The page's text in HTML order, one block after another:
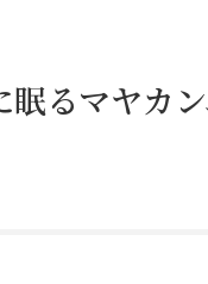
るマヤカ